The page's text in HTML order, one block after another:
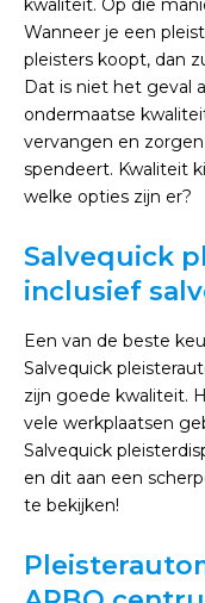
kwaliteit. Op die
Wanneer je een
pleisters koopt, dan
Dat is niet het geval
ondermaatse
vervangen en
spendeert. Kwaliteit
welke opties zijn er?
Salvequick
inclusief
Een van de beste
Salvequick
zijn goede kwaliteit.
vele werkplaatsen
Salvequick
en dit aan een
te bekijken!